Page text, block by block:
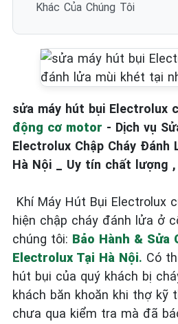
Khác Của Chúng Tôi
sửa máy hút bụi Electrolux
động cơ motor - Dịch vụ
Electrolux Chập Cháy Đánh
Hà Nội _ Uy tín chất lượng
Khí Máy Hút Bụi Electrolux
hiện chập cháy đánh lửa ở
chúng tôi: Bảo Hành & Sửa
Electrolux Tại Hà Nội. Có
hút bụi của quý khách bị
khách băn khoăn khi thợ kỹ
chưa qua kiểm tra mà đã